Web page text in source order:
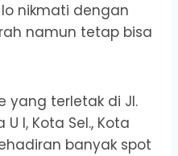
nikmati dengan
namun tetap bisa
yang terletak di Jl.
I, Kota Sel., Kota
banyak spot